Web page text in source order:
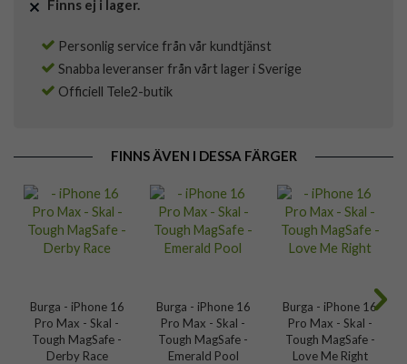
Finns ej i lager.
Personlig service från vår kundtjänst
Snabba leveranser från vårt lager i Sverige
Officiell Tele2-butik
FINNS ÄVEN I DESSA FÄRGER
Burga - iPhone 16
Pro Max - Skal -
Tough MagSafe -
Derby Race
Burga - iPhone 16
Pro Max - Skal -
Tough MagSafe -
Emerald Pool
Burga - iPhone 16
Pro Max - Skal -
Tough MagSafe -
Love Me Right